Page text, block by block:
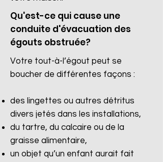
Qu'est-ce qui cause une
conduite d'évacuation des
égouts obstruée?
Votre tout-à-l’égout peut se
boucher de différentes façons :
des lingettes ou autres détritus
divers jetés dans les installations,
du tartre, du calcaire ou de la
graisse alimentaire,
un objet qu’un enfant aurait fait